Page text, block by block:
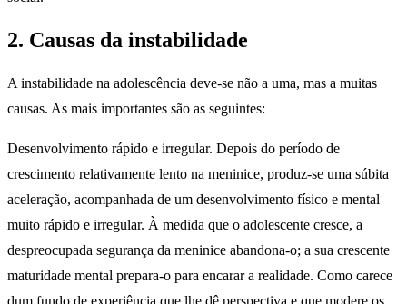
2. Causas da instabilidade
A instabilidade na adolescência deve-se não a uma, mas a muitas
causas. As mais importantes são as seguintes:
Desenvolvimento rápido e irregular. Depois do período de
crescimento relativamente lento na meninice, produz-se uma súbita
aceleração, acompanhada de um desenvolvimento físico e mental
muito rápido e irregular. À medida que o adolescente cresce, a
despreocupada segurança da meninice abandona-o; a sua crescente
maturidade mental prepara-o para encarar a realidade. Como carece